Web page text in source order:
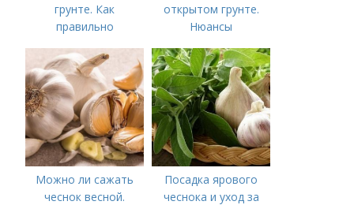
грунте. Как
правильно
открытом грунте
открытом грунте.
Нюансы
озимого чеснока
Можно ли сажать
чеснок весной.
Посадка ярового
чеснока и уход за